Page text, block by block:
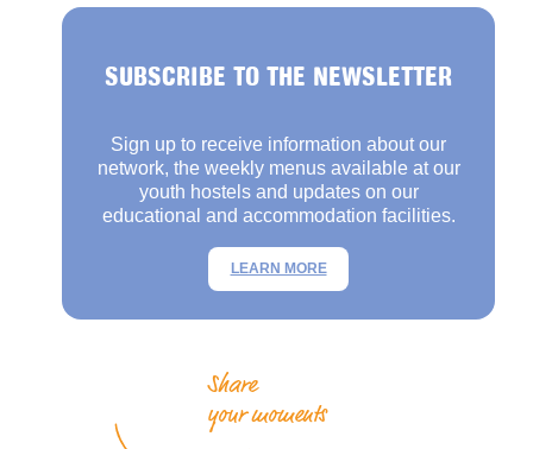
SUBSCRIBE TO THE NEWSLETTER
Sign up to receive information about our
network, the weekly menus available at our
youth hostels and updates on our
educational and accommodation facilities.
LEARN MORE
Share
your moments